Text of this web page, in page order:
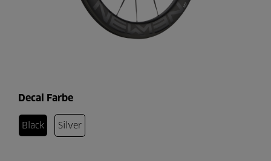
Decal Farbe
Black Silver